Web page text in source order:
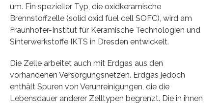
um. Ein spezieller Typ, die oxidkeramische
Brennstoffzelle (solid oxid fuel cell SOFC), wird am
Fraunhofer-Institut für Keramische Technologien und
Sinterwerkstoffe IKTS in Dresden entwickelt.
Die Zelle arbeitet auch mit Erdgas aus den
vorhandenen Versorgungsnetzen. Erdgas jedoch
enthält Spuren von Verunreinigungen, die die
Lebensdauer anderer Zelltypen begrenzt. Die in ihnen